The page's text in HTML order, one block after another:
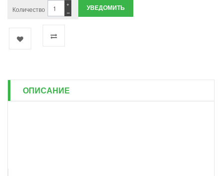
Количество −
+ УВЕДОМИТЬ
ОПИСАНИЕ